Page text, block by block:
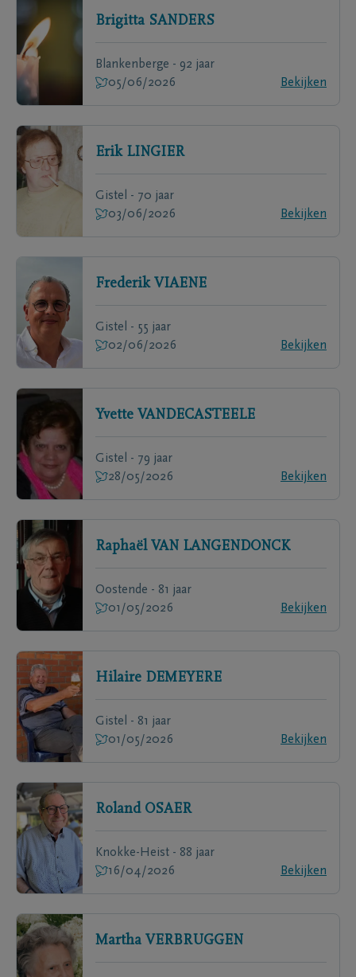
Brigitta SANDERS
Blankenberge - 92 jaar
05/06/2026
Bekijken
Erik LINGIER
Gistel - 70 jaar
03/06/2026
Bekijken
Frederik VIAENE
Gistel - 55 jaar
02/06/2026
Bekijken
Yvette VANDECASTEELE
Gistel - 79 jaar
28/05/2026
Bekijken
Raphaël VAN LANGENDONCK
Oostende - 81 jaar
01/05/2026
Bekijken
Hilaire DEMEYERE
Gistel - 81 jaar
01/05/2026
Bekijken
Roland OSAER
Knokke-Heist - 88 jaar
16/04/2026
Bekijken
Martha VERBRUGGEN